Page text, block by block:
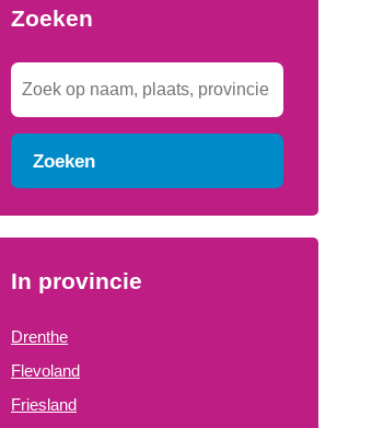
Zoeken
Zoeken
In provincie
Drenthe
Flevoland
Friesland